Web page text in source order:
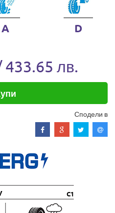
A D
433.65 лв.
Сподели в
C1